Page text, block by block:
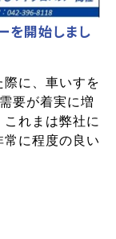
を開始しまし
に、車いすを
要が着実に増
れまは弊社に
に程度の良い